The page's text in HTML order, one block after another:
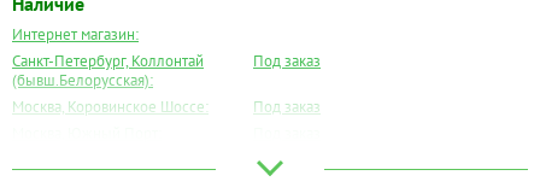
Интернет магазин:
Санкт-Петербург, Коллонтай
(бывш.Белорусская):
Под заказ
Москва, Коровинское Шоссе:
Под заказ
Под заказ